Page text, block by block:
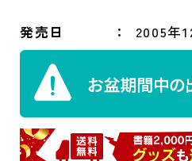
発売日 2005年